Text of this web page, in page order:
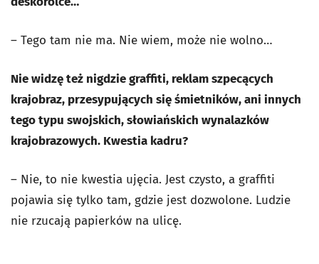
– Tego tam nie ma. Nie wiem, może nie wolno…
Nie widzę też nigdzie graffiti, reklam szpecących
krajobraz, przesypujących się śmietników, ani innych
tego typu swojskich, słowiańskich wynalazków
krajobrazowych. Kwestia kadru?
– Nie, to nie kwestia ujęcia. Jest czysto, a graffiti
pojawia się tylko tam, gdzie jest dozwolone. Ludzie
nie rzucają papierków na ulicę.